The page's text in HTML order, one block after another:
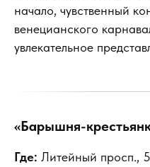
начало, чувственный
венецианского
увлекательное
«Барышня-
Где: Литейный просп.,